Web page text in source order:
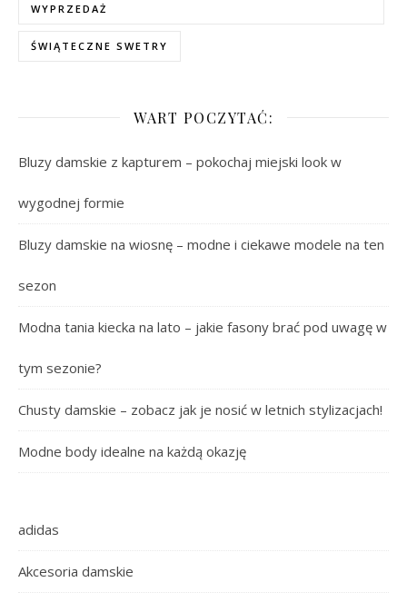
WYPRZEDAŻ
ŚWIĄTECZNE SWETRY
WART POCZYTAĆ:
Bluzy damskie z kapturem – pokochaj miejski look w
wygodnej formie
Bluzy damskie na wiosnę – modne i ciekawe modele na ten
sezon
Modna tania kiecka na lato – jakie fasony brać pod uwagę w
tym sezonie?
Chusty damskie – zobacz jak je nosić w letnich stylizacjach!
Modne body idealne na każdą okazję
adidas
Akcesoria damskie